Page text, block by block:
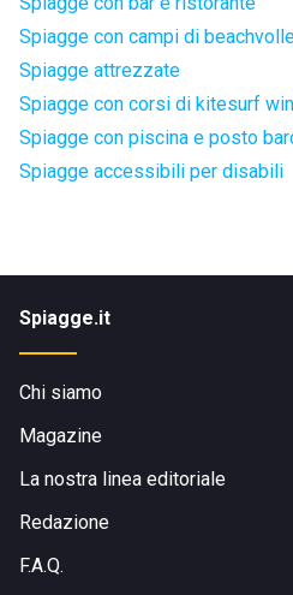
Spiagge con campi di
Spiagge attrezzate
Spiagge con corsi di kitesurf
Spiagge con piscina e posto
Spiagge accessibili per disabili
Spiagge.it
Chi siamo
Magazine
La nostra linea editoriale
Redazione
F.A.Q.